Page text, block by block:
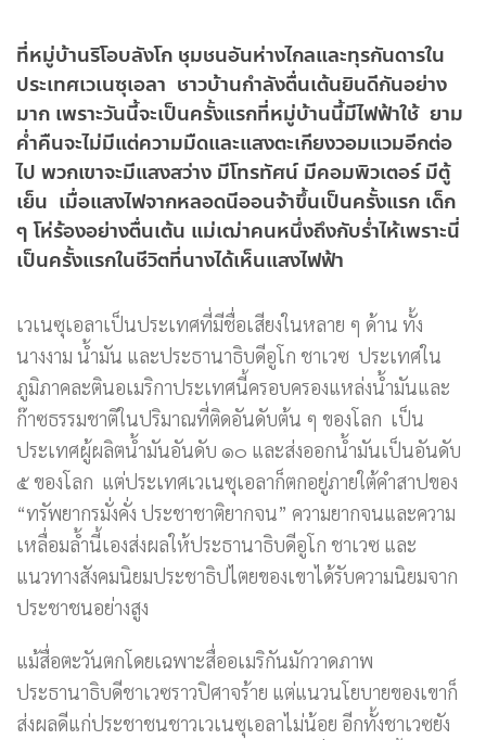
ที่หมู่บ้านริโอบลังโก ชุมชนอันห่างไกลและทุรกันดารใน
ประเทศเวเนซุเอลา ชาวบ้านกำลังตื่นเต้นยินดีกันอย่าง
มาก เพราะวันนี้จะเป็นครั้งแรกที่หมู่บ้านนี้มีไฟฟ้าใช้ ยาม
ค่ำคืนจะไม่มีแต่ความมืดและแสงตะเกียงวอมแวมอีกต่อ
ไป พวกเขาจะมีแสงสว่าง มีโทรทัศน์ มีคอมพิวเตอร์ มีตู้
เย็น เมื่อแสงไฟจากหลอดนีออนจ้าขึ้นเป็นครั้งแรก เด็ก
ๆ โห่ร้องอย่างตื่นเต้น แม่เฒ่าคนหนึ่งถึงกับร่ำไห้เพราะนี่
เป็นครั้งแรกในชีวิตที่นางได้เห็นแสงไฟฟ้า
เวเนซุเอลาเป็นประเทศที่มีชื่อเสียงในหลาย ๆ ด้าน ทั้ง
นางงาม น้ำมัน และประธานาธิบดีอูโก ชาเวซ ประเทศใน
ภูมิภาคละตินอเมริกาประเทศนี้ครอบครองแหล่งน้ำมันและ
ก๊าซธรรมชาติในปริมาณที่ติดอันดับต้น ๆ ของโลก เป็น
ประเทศผู้ผลิตน้ำมันอันดับ ๑๐ และส่งออกน้ำมันเป็นอันดับ
๕ ของโลก แต่ประเทศเวเนซุเอลาก็ตกอยู่ภายใต้คำสาปของ
“ทรัพยากรมั่งคั่ง ประชาชาติยากจน” ความยากจนและความ
เหลื่อมล้ำนี้เองส่งผลให้ประธานาธิบดีอูโก ชาเวซ และ
แนวทางสังคมนิยมประชาธิปไตยของเขาได้รับความนิยมจาก
ประชาชนอย่างสูง
แม้สื่อตะวันตกโดยเฉพาะสื่ออเมริกันมักวาดภาพ
ประธานาธิบดีชาเวซราวปิศาจร้าย แต่แนวนโยบายของเขาก็
ส่งผลดีแก่ประชาชนชาวเวเนซุเอลาไม่น้อย อีกทั้งชาเวซยัง